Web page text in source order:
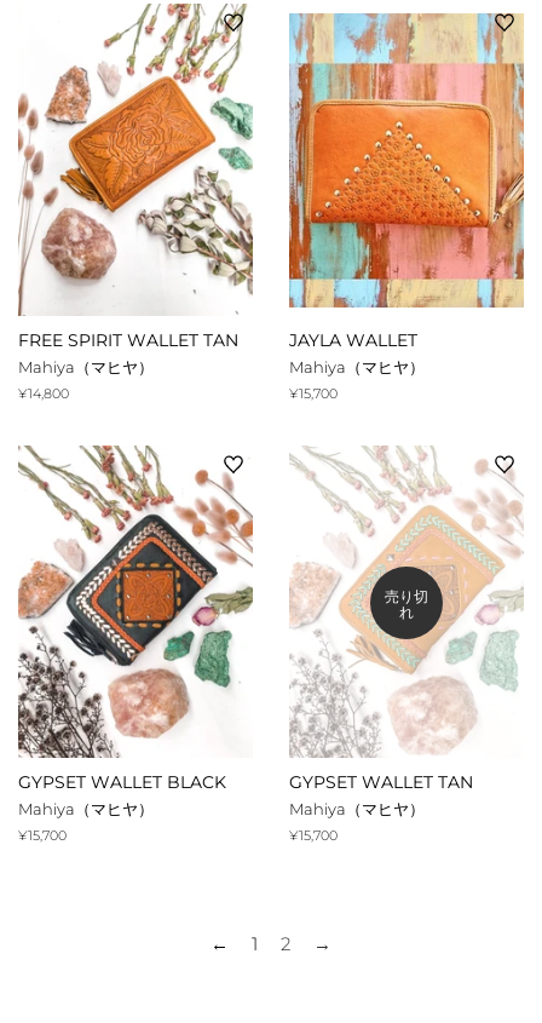
格
FREE SPIRIT WALLET TAN
Mahiya（マヒヤ）
通
格
¥14,800
JAYLA WALLET
Mahiya（マヒヤ）
通
格
¥15,700
GYPSET WALLET BLACK
Mahiya（マヒヤ）
通
¥15,700
売り切
れ
GYPSET WALLET TAN
Mahiya（マヒヤ）
通
¥15,700
← 1 2 →